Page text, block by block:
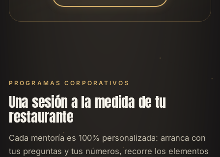
PROGRAMAS CORPORATIVOS
Una sesión a la medida de tu
restaurante
Cada mentoría es 100% personalizada: arranca con
tus preguntas y tus números, recorre los elementos